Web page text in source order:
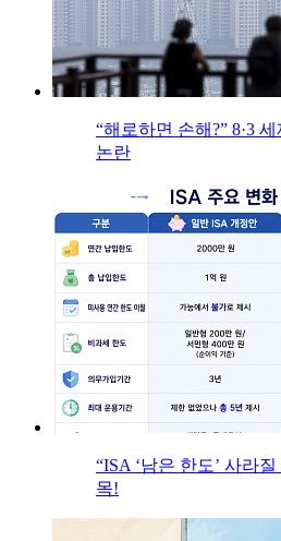
“해로하면 손해?” 8·3
논란
“ISA ‘남은 한도’ 사라
목!